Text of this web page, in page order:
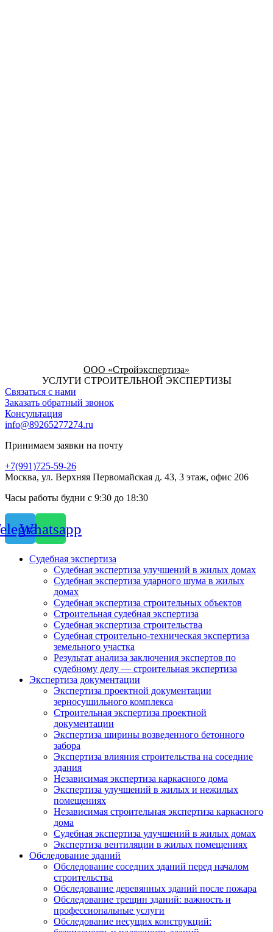
ООО «Стройэкспертиза»
УСЛУГИ СТРОИТЕЛЬНОЙ ЭКСПЕРТИЗЫ
Связаться с нами
Заказать обратный звонок
Консультация
info@89265277274.ru
Принимаем заявки на почту
+7(991)725-59-26
Москва, ул. Верхняя Первомайская д. 43, 3 этаж, офис 206
Часы работы будни с 9:30 до 18:30
Whatsapp
Судебная экспертиза
Судебная экспертиза улучшений в жилых домах
Судебная экспертиза ударного шума в жилых
домах
Судебная экспертиза строительных объектов
Строительная судебная экспертиза
Судебная экспертиза строительства
Судебная строительно-техническая экспертиза
земельного участка
Результат анализа заключения экспертов по
судебному делу — строительная экспертиза
Экспертиза документации
Экспертиза проектной документации
зерносушильного комплекса
Строительная экспертиза проектной
документации
Экспертиза ширины возведенного бетонного
забора
Экспертиза влияния строительства на соседние
здания
Независимая экспертиза каркасного дома
Экспертиза улучшений в жилых и нежилых
помещениях
Независимая строительная экспертиза каркасного
дома
Судебная экспертиза улучшений в жилых домах
Экспертиза вентиляции в жилых помещениях
Обследование зданий
Обследование соседних зданий перед началом
строительства
Обследование деревянных зданий после пожара
Обследование трещин зданий: важность и
профессиональные услуги
Обследование несущих конструкций: